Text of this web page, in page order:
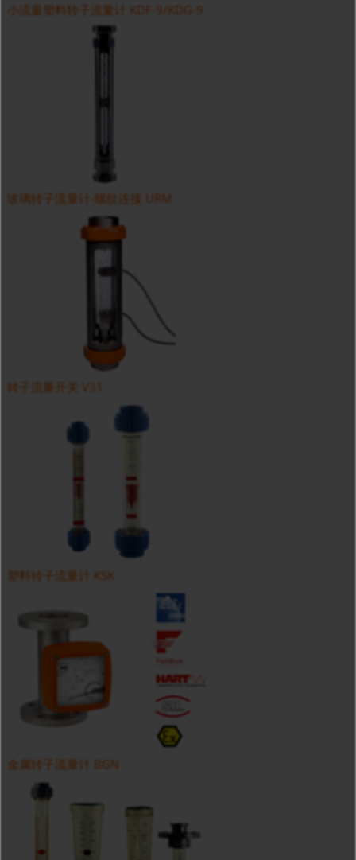
小流量塑料转子流量计 KDF-9/KDG-9
玻璃转子流量计-螺纹连接 URM
转子流量开关 V31
塑料转子流量计 KSK
金属转子流量计 BGN